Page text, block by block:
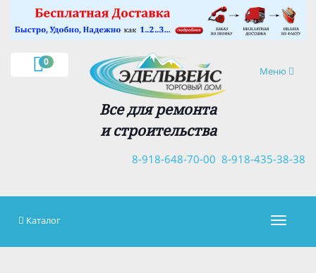
0
Навигация
Меню
Все для ремонта
и строительства
8-918-435-38-38
8-918-648-70-00
×
Каталог